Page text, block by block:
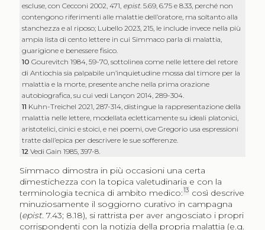
escluse, con Cecconi 2002, 471, epist. 5.69, 6.75 e 8.33, perché non
contengono riferimenti alle malattie dell’oratore, ma soltanto alla
stanchezza e al riposo; Lubello 2023, 215, le include invece nella più
ampia lista di cento lettere in cui Simmaco parla di malattia,
guarigione e benessere fisico.
10Gourevitch 1984, 59-70, sottolinea come nelle lettere del retore
di Antiochia sia palpabile un’inquietudine mossa dal timore per la
malattia e la morte, presente anche nella prima orazione
autobiografica, su cui vedi Lançon 2014, 289-304.
11 Kuhn-Treichel 2021, 287-314, distingue la rappresentazione della
malattia nelle lettere, modellata ecletticamente su ideali platonici,
aristotelici, cinici e stoici, e nei poemi, ove Gregorio usa espressioni
tratte dall’epica per descrivere le sue sofferenze.
12Vedi Gain 1985, 397-8.
Simmaco dimostra in più occasioni una certa
dimestichezza con la topica valetudinaria e con la
terminologia tecnica di ambito medico:13 così descrive
minuziosamente il soggiorno curativo in campagna
(epist. 7.43; 8.18), si rattrista per aver angosciato i propri
corrispondenti con la notizia della propria malattia (e.g.